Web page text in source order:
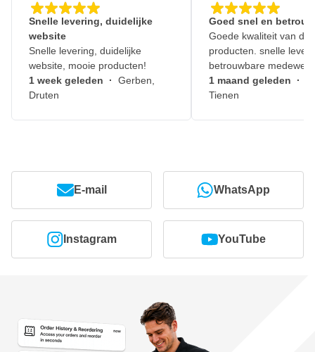
Snelle levering, duidelijke
website
Snelle levering, duidelijke
website, mooie producten!
1 week geleden · Gerben,
Druten
Goed snel en
Goede kwaliteit van de
producten. snelle
betrouwbare
1 maand geleden ·
Tienen
E-mail WhatsApp
Instagram YouTube